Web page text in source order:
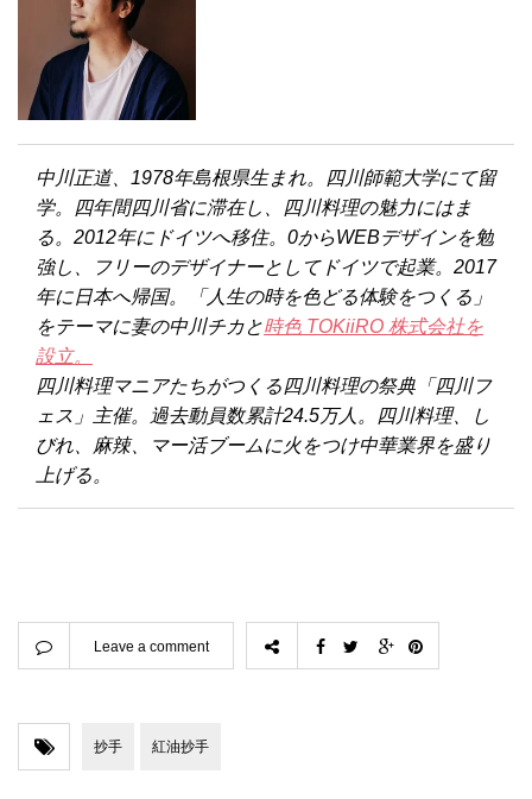
中川正道、1978年島根県生まれ。四川師範大学にて留
学。四年間四川省に滞在し、四川料理の魅力にはま
る。2012年にドイツへ移住。0からWEBデザインを勉
強し、フリーのデザイナーとしてドイツで起業。2017
年に日本へ帰国。「人生の時を色どる体験をつくる」
をテーマに妻の中川チカと時色 TOKiiRO 株式会社を
設立。
四川料理マニアたちがつくる四川料理の祭典「四川フ
ェス」主催。過去動員数累計24.5万人。四川料理、し
びれ、麻辣、マー活ブームに火をつけ中華業界を盛り
上げる。
Leave a comment
抄手 紅油抄手